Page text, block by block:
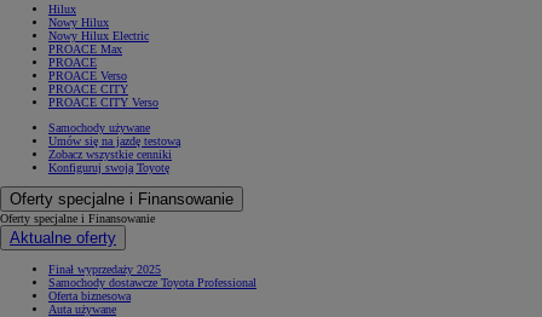
Hilux
Nowy Hilux
Nowy Hilux Electric
PROACE Max
PROACE
PROACE Verso
PROACE CITY
PROACE CITY Verso
Samochody używane
Umów się na jazdę testową
Zobacz wszystkie cenniki
Konfiguruj swoją Toyotę
Oferty specjalne i Finansowanie
Oferty specjalne i Finansowanie
Aktualne oferty
Finał wyprzedaży 2025
Samochody dostawcze Toyota Professional
Oferta biznesowa
Auta używane